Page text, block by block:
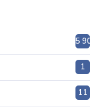
5 908
1
11